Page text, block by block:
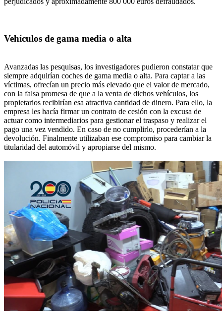
Vehículos de gama media o alta
Avanzadas las pesquisas, los investigadores pudieron constatar que
siempre adquirían coches de gama media o alta. Para captar a las
víctimas, ofrecían un precio más elevado que el valor de mercado,
con la falsa promesa de que a la venta de dichos vehículos, los
propietarios recibirían esa atractiva cantidad de dinero. Para ello, la
empresa les hacía firmar un contrato de cesión con la excusa de
actuar como intermediarios para gestionar el traspaso y realizar el
pago una vez vendido. En caso de no cumplirlo, procederían a la
devolución. Finalmente utilizaban ese compromiso para cambiar la
titularidad del automóvil y apropiarse del mismo.